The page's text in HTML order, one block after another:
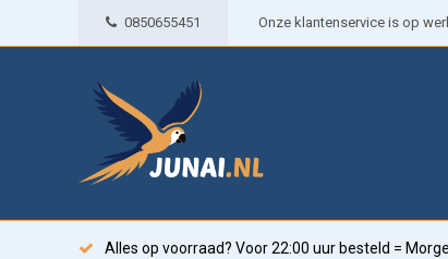
0850655451 Onze klantenservice is op
Alles op voorraad? Voor 22:00 uur besteld =